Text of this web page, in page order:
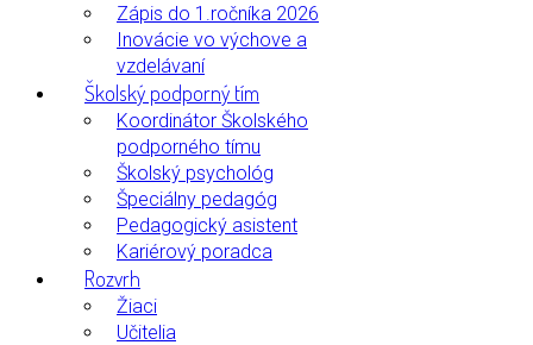
Zápis do 1.ročníka 2026
Inovácie vo výchove a
vzdelávaní
Školský podporný tím
Koordinátor Školského
podporného tímu
Školský psychológ
Špeciálny pedagóg
Pedagogický asistent
Kariérový poradca
Rozvrh
Žiaci
Učitelia